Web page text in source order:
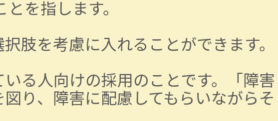
を指します。
肢を考慮に入れることができます。
る人向けの採用のことです。「障害
り、障害に配慮してもらいながらそ